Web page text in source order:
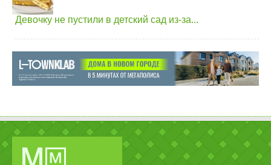
Девочку не пустили в детский сад из-за...